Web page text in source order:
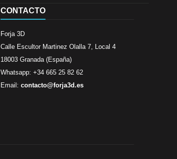
CONTACTO
Forja 3D
Calle Escultor Martinez Olalla 7, Local 4
18003 Granada (España)
Whatsapp: +34 665 25 82 62
Email: contacto@forja3d.es